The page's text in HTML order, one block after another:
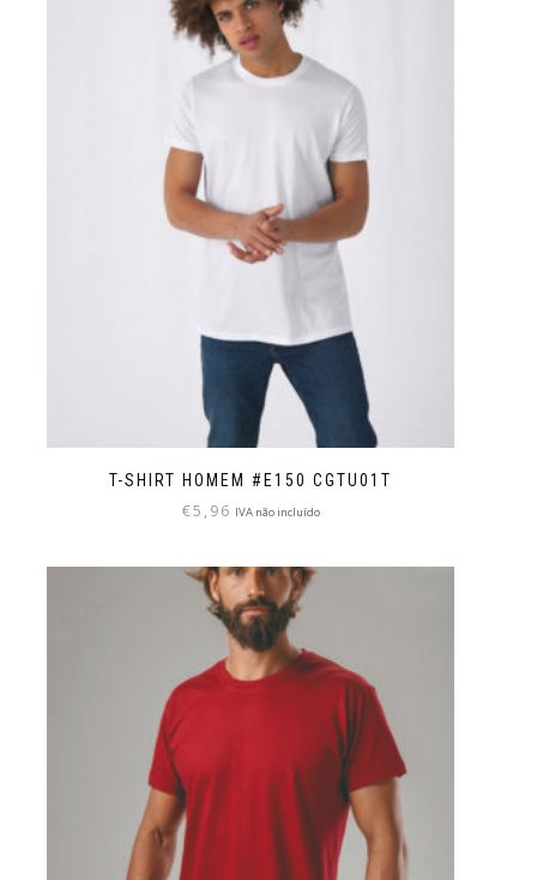
T-SHIRT HOMEM #E150 CGTU01T
€5,96 IVA não incluído